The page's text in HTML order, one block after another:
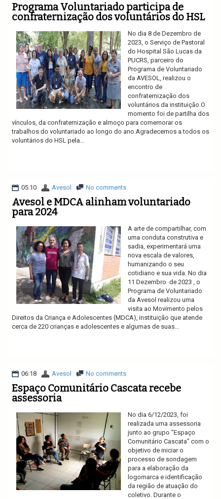
Programa Voluntariado participa de
confraternização dos voluntários do HSL
No dia 8 de Dezembro de
2023, o Serviço de Pastoral
do Hospital São Lucas da
PUCRS, parceiro do
Programa de Voluntariado
da AVESOL, realizou o
encontro de
confraternização dos
voluntários da instituição.O
momento foi de partilha dos
vínculos, da confraternização e almoço para comemorar os
trabalhos do voluntariado ao longo do ano.Agradecemos a todos os
voluntários do HSL pela...
05:10 Avesol No comments
Avesol e MDCA alinham voluntariado
para 2024
A arte de compartilhar, com
uma conduta construtiva e
sadia, experimentará uma
nova escala de valores,
humanizando o seu
cotidiano e sua vida. No dia
11 Dezembro de 2023 , o
Programa de Voluntariado
da Avesol realizou uma
visita ao Movimento pelos
Direitos da Criança e Adolescentes (MDCA), instituição que atende
cerca de 220 crianças e adolescentes e algumas de suas...
06:18 Avesol No comments
Espaço Comunitário Cascata recebe
assessoria
No dia 6/12/2023, foi
realizada uma assessoria
junto ao grupo "Espaço
Comunitário Cascata" com o
objetivo de iniciar o
processo de sondagem
para a elaboração da
logomarca e identificação
da região de atuação do
coletivo. Durante o